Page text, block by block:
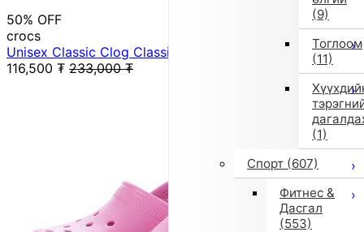
(9)
Тоглоом
(11)
(1)
Спорт (607)
Фитнес &
Дасгал
(553)
50% OFF
crocs
Unisex Classic Clog Classic Clog 10001-3YO (Green)
116,500 ₮ 233,000 ₮